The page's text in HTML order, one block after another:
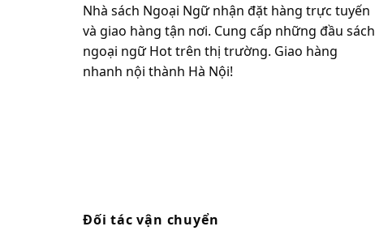
Nhà sách Ngoại Ngữ nhận đặt hàng trực tuyến
và giao hàng tận nơi. Cung cấp những đầu sách
ngoại ngữ Hot trên thị trường. Giao hàng
nhanh nội thành Hà Nội!
Đối tác vận chuyển